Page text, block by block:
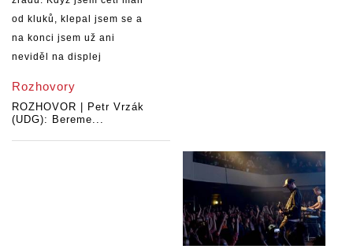
Rozhovory
ROZHOVOR | Petr Vrzák
(UDG): Bereme...